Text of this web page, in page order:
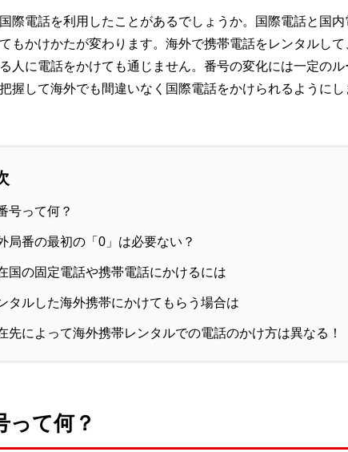
際電話を利用したことがあるでしょうか。国際電話と国
もかけかたが変わります。海外で携帯電話をレンタルし
人に電話をかけても通じません。番号の変化には一定の
握して海外でも間違いなく国際電話をかけられるようにし
号って何？
局番の最初の「0」は必要ない？
国の固定電話や携帯電話にかけるには
タルした海外携帯にかけてもらう場合は
先によって海外携帯レンタルでの電話のかけ方は異なる！
って何？